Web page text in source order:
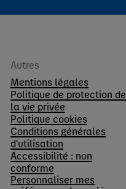
Autres
Mentions légales
Politique de protection de
la vie privée
Politique cookies
Conditions générales
d'utilisation
Accessibilité : non
conforme
Personnaliser mes